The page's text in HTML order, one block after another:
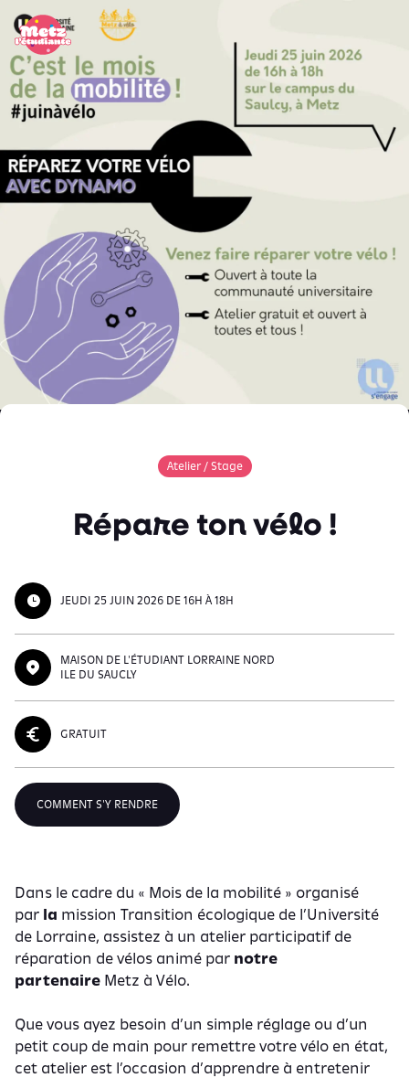
Panneau de gestion des cookies
Atelier / Stage
Répare ton vélo !
JEUDI 25 JUIN 2026 DE 16H À 18H
MAISON DE L'ÉTUDIANT LORRAINE NORD
ILE DU SAUCLY
GRATUIT
COMMENT S'Y RENDRE
Dans le cadre du « Mois de la mobilité » organisé
par la mission Transition écologique de l’Université
de Lorraine, assistez à un atelier participatif de
réparation de vélos animé par notre
partenaire Metz à Vélo.
Que vous ayez besoin d’un simple réglage ou d’un
petit coup de main pour remettre votre vélo en état,
cet atelier est l’occasion d’apprendre à entretenir